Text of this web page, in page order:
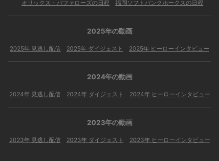
オリックス・バファローズの日程
福岡ソフトバンクホークスの日程
2025年の動画
2025年 見逃し配信 2025年 ダイジェスト 2025年 ヒーローインタビュー
2024年の動画
2024年 見逃し配信 2024年 ダイジェスト 2024年 ヒーローインタビュー
2023年の動画
2023年 見逃し配信 2023年 ダイジェスト 2023年 ヒーローインタビュー